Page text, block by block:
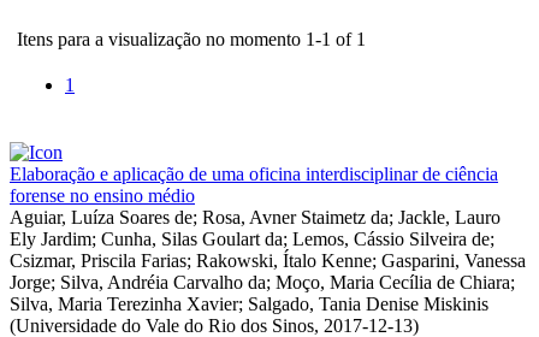
Itens para a visualização no momento 1-1 of 1
1
Elaboração e aplicação de uma oficina interdisciplinar de ciência
forense no ensino médio
Aguiar, Luíza Soares de; Rosa, Avner Staimetz da; Jackle, Lauro
Ely Jardim; Cunha, Silas Goulart da; Lemos, Cássio Silveira de;
Csizmar, Priscila Farias; Rakowski, Ítalo Kenne; Gasparini, Vanessa
Jorge; Silva, Andréia Carvalho da; Moço, Maria Cecília de Chiara;
Silva, Maria Terezinha Xavier; Salgado, Tania Denise Miskinis
(Universidade do Vale do Rio dos Sinos, 2017-12-13)